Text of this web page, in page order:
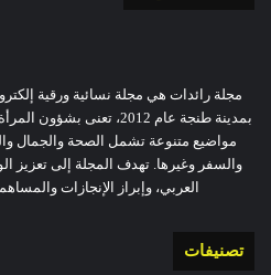
مجلة رائدات هي مجلة نسائية ورقية
بمدينة طنجة عام 2012،
مواضيع متنوعة تشمل الصحة والجمال
والسفر وغيرها. تهدف المجلة إلى تعزيز
العربي، وإبراز الإنجازات
تصنيفات